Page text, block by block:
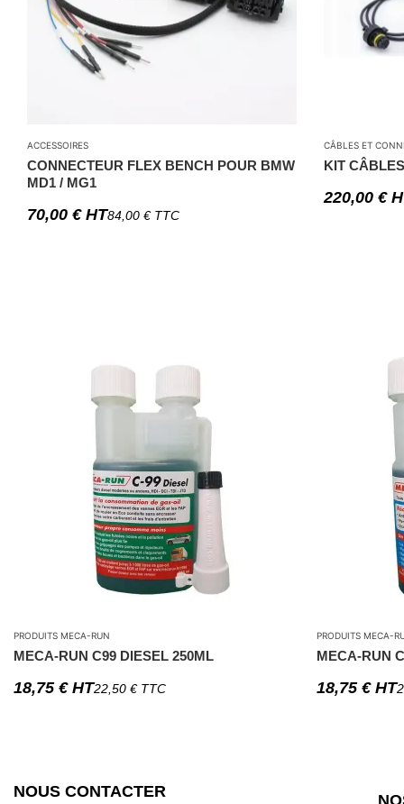
ACCESSOIRES
CONNECTEUR FLEX BENCH POUR BMW
MD1 / MG1
70,00 €HT84,00 €TTC
CÂBLES ET
KIT
220,00 €
PRODUITS MECA-RUN
MECA-RUN C99 DIESEL 250ML
18,75 €HT22,50 €TTC
PRODUITS MECA-
MECA-RUN
18,75 €HT
NOUS CONTACTER